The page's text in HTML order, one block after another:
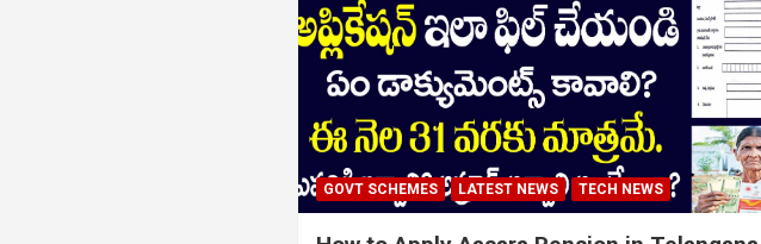
GOVT SCHEMES LATEST NEWS TECH NEWS